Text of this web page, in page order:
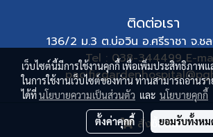
สั่งซื้อสินค้า
ติดต่อเรา
136/2 ม.3 ต.บ่อวิน อ.ศรีราชา จ.ช
Tel : 038-344499 E-
เว็บไซต์นี้มีการใช้งานคุกกี้ เพื่อเพิ่มประสิทธิภาพ
ในการใช้งานเว็บไซต์ของท่าน ท่านสามารถอ่านร
ได้ที่นโยบายความเป็นส่วนตัว และ นโยบายคุกกี้
ตั้งค่าคุกกี้ ยอมรับทั้งหม